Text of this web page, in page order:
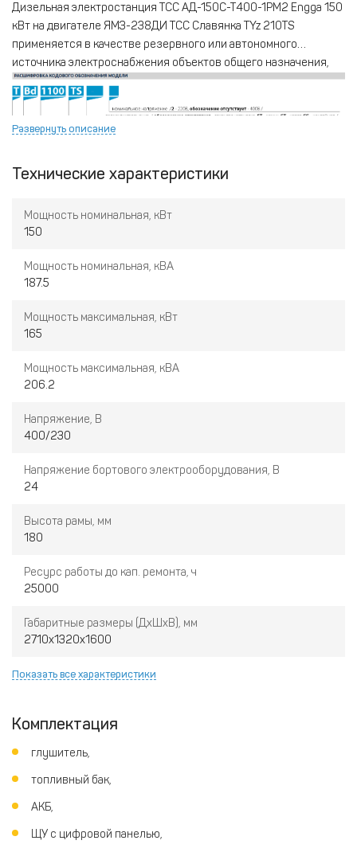
Дизельная электростанция ТСС АД-150С-Т400-1РМ2 Engga 150
кВт на двигателе ЯМЗ-238ДИ ТСС Славянка TYz 210TS
применяется в качестве резервного или автономного
источника электроснабжения объектов общего назначения,
нуждающихся в сопоставимой электрической
мощности. Постоянными заказчиками ДЭС на основе
двигателей ЯМЗ являются такие структуры как МЧС, МВД,
крупнейшие предприятия ТЭК, АПК и других отраслей.
Развернуть описание
Технические характеристики
Мощность номинальная, кВт
150
Мощность номинальная, кВА
187.5
Мощность максимальная, кВт
165
Мощность максимальная, кВА
206.2
Напряжение, В
400/230
Напряжение бортового электрооборудования, В
24
Высота рамы, мм
180
Ресурс работы до кап. ремонта, ч
25000
Габаритные размеры (ДхШхВ), мм
2710х1320х1600
Показать все характеристики
Комплектация
глушитель,
топливный бак,
АКБ,
ЩУ с цифровой панелью,